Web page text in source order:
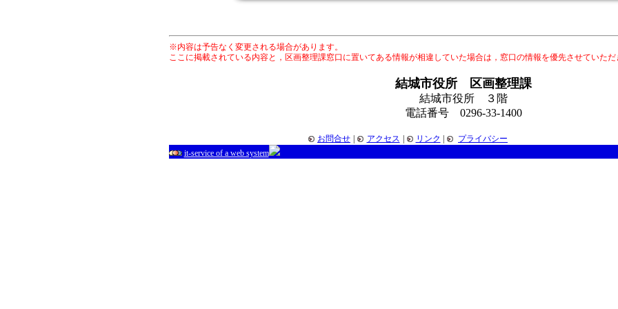
※内容は予告なく変更される場合があります。
ここに掲載されている内容と，区画整理課窓口に置いてある情報が相違していた場合は，窓口の情報を優先させていただ
結城市役所 区画整理課
結城市役所 ３階
電話番号 0296-33-1400
お問合せ アクセス リンク
プライバシー
it-service of a web system